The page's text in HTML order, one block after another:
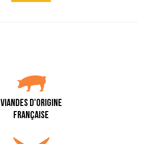
VIANDES D'ORIGINE
FRANÇAISE